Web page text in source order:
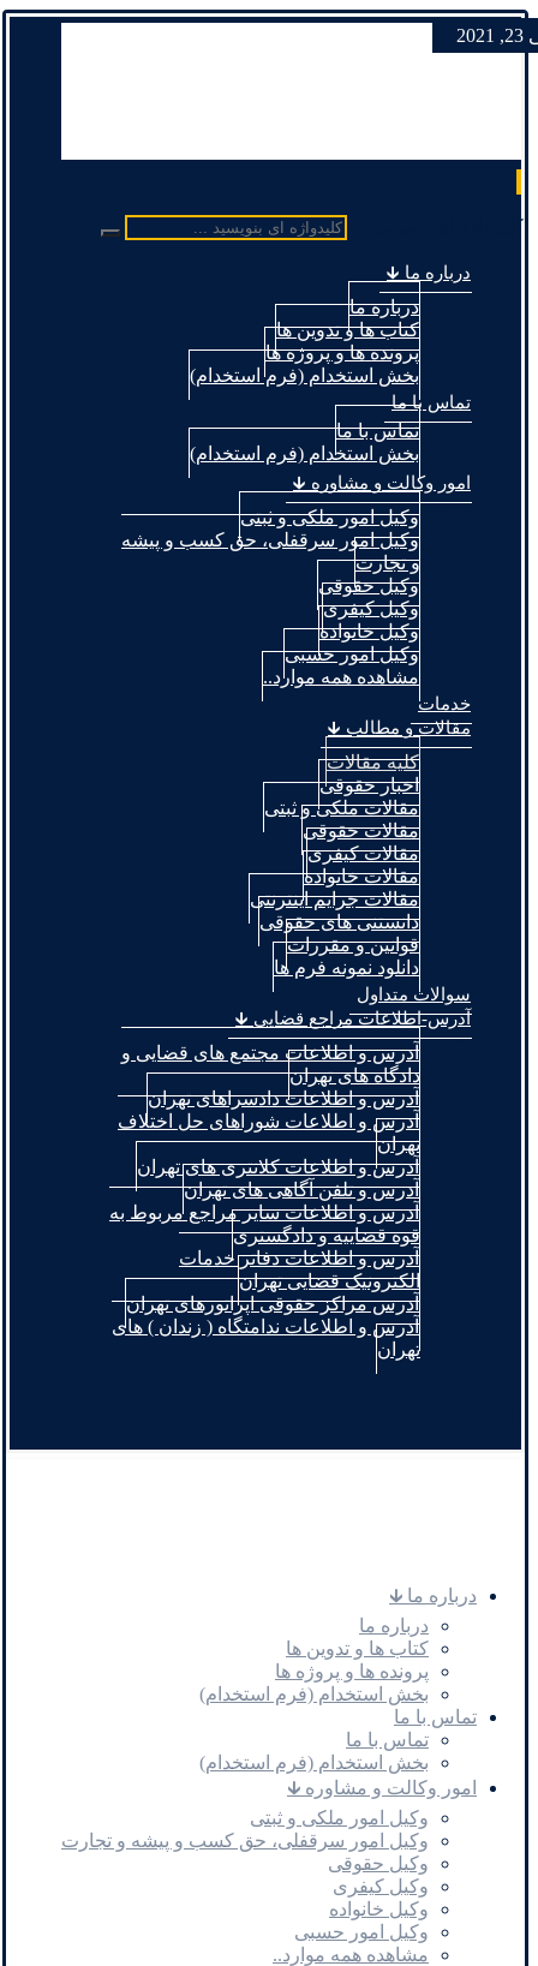
کلیدواژه ای بنویسید ...
درباره ما 🡳
درباره ما
کتاب ها و تدوین ها
پرونده ها و پروژه ها
بخش استخدام (فرم استخدام)
تماس با ما
تماس با ما
بخش استخدام (فرم استخدام)
امور وکالت و مشاوره 🡳
وکیل امور ملکی و ثبتی
وکیل امور سرقفلی، حق کسب و پیشه
و تجارت
وکیل حقوقی
وکیل کیفری
وکیل خانواده
وکیل امور حسبی
مشاهده همه موارد..
خدمات
مقالات و مطالب 🡳
کلیه مقالات
اخبار حقوقی
مقالات ملکی و ثبتی
مقالات حقوقی
مقالات کیفری
مقالات خانواده
مقالات جرایم اینترنتی
دانستنی های حقوقی
قوانین و مقررات
دانلود نمونه فرم ها
سوالات متداول
آدرس-اطلاعات مراجع قضایی 🡳
آدرس و اطلاعات مجتمع های قضایی و
دادگاه های تهران
آدرس و اطلاعات دادسراهای تهران
آدرس و اطلاعات شوراهای حل اختلاف
تهران
آدرس و اطلاعات کلانتری های تهران
آدرس و تلفن آگاهی های تهران
آدرس و اطلاعات سایر مراجع مربوط به
قوه قضاییه و دادگستری
آدرس و اطلاعات دفاتر خدمات
الکترونیک قضایی تهران
آدرس مراکز حقوقی اپراتورهای تهران
آدرس و اطلاعات ندامتگاه ( زندان ) های
تهران
درباره ما 🡳
درباره ما
کتاب ها و تدوین ها
پرونده ها و پروژه ها
بخش استخدام (فرم استخدام)
تماس با ما
تماس با ما
بخش استخدام (فرم استخدام)
امور وکالت و مشاوره 🡳
وکیل امور ملکی و ثبتی
وکیل امور سرقفلی، حق کسب و پیشه و تجارت
وکیل حقوقی
وکیل کیفری
وکیل خانواده
وکیل امور حسبی
مشاهده همه موارد..